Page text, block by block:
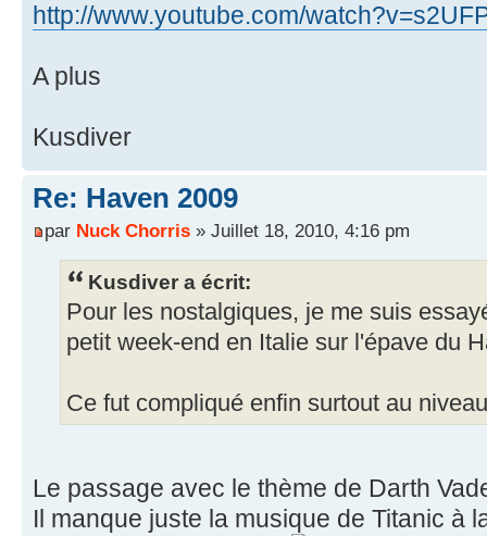
http://www.youtube.com/
A plus
Kusdiver
Re: Haven 2009
par Nuck Chorris » Juillet 18, 2010, 4:16 pm
Kusdiver a écrit:
Pour les nostalgiques, je me suis
petit week-end en Italie sur l'épave du
Ce fut compliqué enfin surtout au
Le passage avec le thème de Darth
Il manque juste la musique de Titanic à